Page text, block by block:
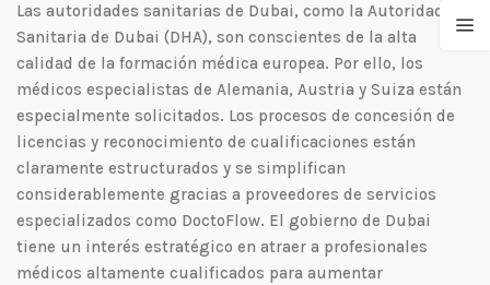
Las autoridades sanitarias de Dubai, como la Autoridad
Sanitaria de Dubai (DHA), son conscientes de la alta
calidad de la formación médica europea. Por ello, los
médicos especialistas de Alemania, Austria y Suiza están
especialmente solicitados. Los procesos de concesión de
licencias y reconocimiento de cualificaciones están
claramente estructurados y se simplifican
considerablemente gracias a proveedores de servicios
especializados como DoctoFlow. El gobierno de Dubai
tiene un interés estratégico en atraer a profesionales
médicos altamente cualificados para aumentar